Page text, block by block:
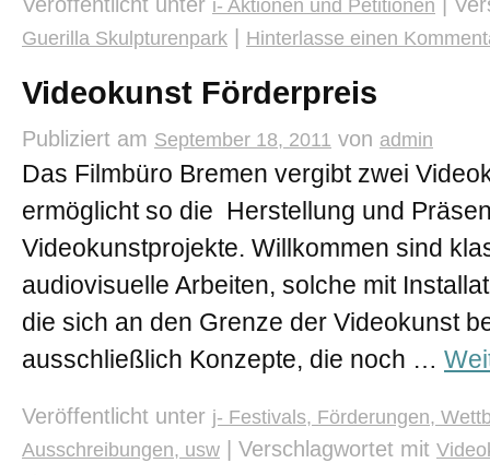
i- Aktionen und Petitionen
Guerilla Skulpturenpark Hinterlasse einen
Videokunst Förderpreis
Publiziert am September 18, 2011 von admin
Das Filmbüro Bremen vergibt zwei
ermöglicht so die Herstellung und
Videokunstprojekte. Willkommen sind
audiovisuelle Arbeiten, solche mit
die sich an den Grenze der Videokunst
ausschließlich Konzepte, die noch …
Veröffentlicht unter j- Festivals, Förderungen,
Ausschreibungen, usw
Verschlagwortet mit